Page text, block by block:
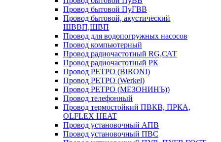
Провод бытовой ПуГВВ
Провод бытовой, акустический
ШВВП,ШВП
Провод для водопогружных насосов
Провод компьютерный
Провод радиочастотный RG,САТ
Провод радиочастотный РК
Провод РЕТРО (BIRONI)
Провод РЕТРО (Werkel)
Провод РЕТРО (МЕЗОНИНЪ))
Провод телефонный
Провод термостойкий ПВКВ, ПРКА,
OLFLEX HEAT
Провод установочный АПВ
Провод установочный ПВС